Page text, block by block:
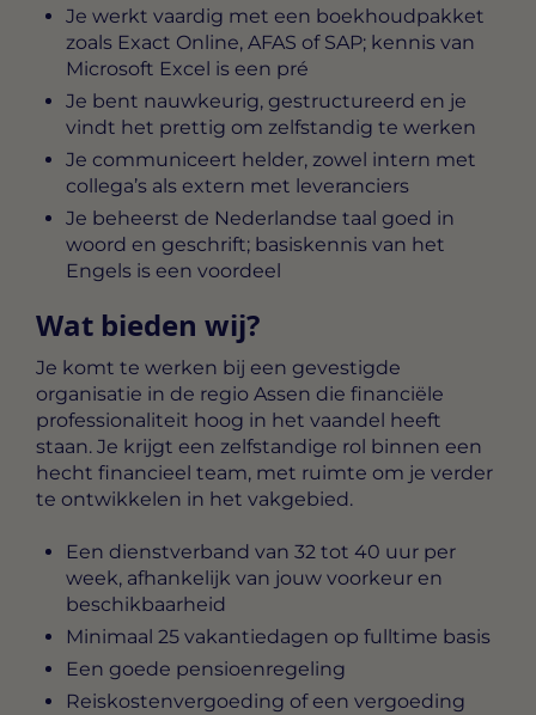
Je werkt vaardig met een boekhoudpakket
zoals Exact Online, AFAS of SAP; kennis van
Microsoft Excel is een pré
Je bent nauwkeurig, gestructureerd en je
vindt het prettig om zelfstandig te werken
Je communiceert helder, zowel intern met
collega’s als extern met leveranciers
Je beheerst de Nederlandse taal goed in
woord en geschrift; basiskennis van het
Engels is een voordeel
Wat bieden wij?
Je komt te werken bij een gevestigde
organisatie in de regio Assen die financiële
professionaliteit hoog in het vaandel heeft
staan. Je krijgt een zelfstandige rol binnen een
hecht financieel team, met ruimte om je verder
te ontwikkelen in het vakgebied.
Een dienstverband van 32 tot 40 uur per
week, afhankelijk van jouw voorkeur en
beschikbaarheid
Minimaal 25 vakantiedagen op fulltime basis
Een goede pensioenregeling
Reiskostenvergoeding of een vergoeding